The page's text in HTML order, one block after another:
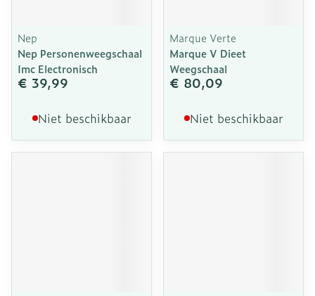
Nep
Nep Personenweegschaal
Imc Electronisch
€ 39,99
Niet beschikbaar
Marque Verte
Marque V Dieet
Weegschaal
€ 80,09
Niet beschikbaar